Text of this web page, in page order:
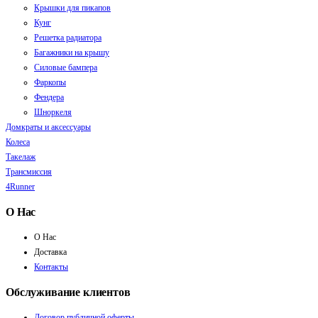
Крышки для пикапов
Кунг
Решетка радиатора
Багажники на крышу
Силовые бампера
Фаркопы
Фендера
Шноркеля
Домкраты и аксессуары
Колеса
Такелаж
Трансмиссия
4Runner
О Нас
О Нас
Доставка
Контакты
Обслуживание клиентов